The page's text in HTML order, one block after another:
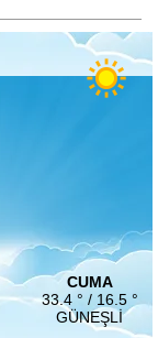
CUMA
33.4 ° / 16.5 °
GÜNEŞLI